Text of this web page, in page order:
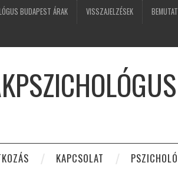
BUDAPEST ÁRAK VISSZAJELZÉSEK
KAPCSOLAT